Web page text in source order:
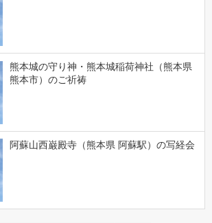
熊本城の守り神・熊本城稲荷神社（熊本県
熊本市）のご祈祷
阿蘇山西巌殿寺（熊本県 阿蘇駅）の写経会